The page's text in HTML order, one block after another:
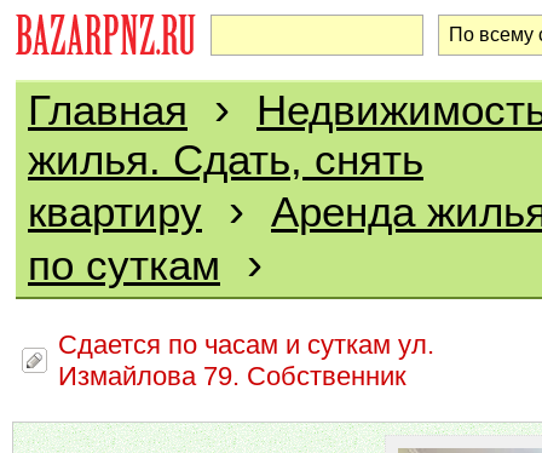
Главная ›
жилья. Сдать, снять
квартиру › Аренда
по суткам
›
Сдается по часам и суткам ул.
Измайлова 79. Собственник